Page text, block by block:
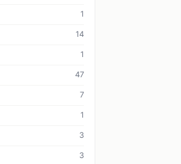
1
14
1
47
7
1
3
3